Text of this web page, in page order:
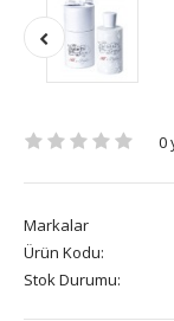
0
Markalar
Ürün Kodu:
Stok Durumu: